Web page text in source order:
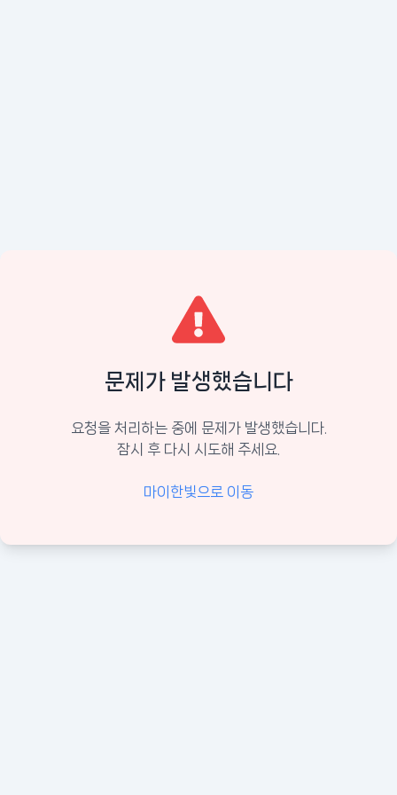
문제가 발생했습니다
요청을 처리하는 중에 문제가 발생했습니다.
잠시 후 다시 시도해 주세요.
마이한빛으로 이동